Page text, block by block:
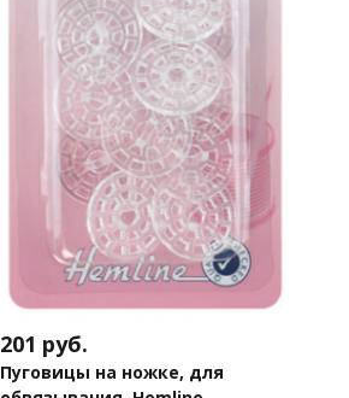
201 руб.
Пуговицы на ножке, для